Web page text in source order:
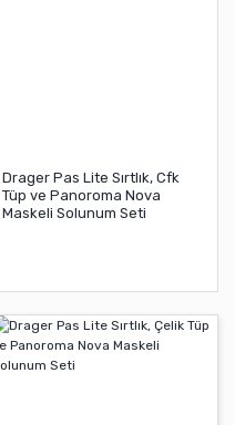
Drager Pas Lite Sırtlık, Cfk
Tüp ve Panoroma Nova
Maskeli Solunum Seti